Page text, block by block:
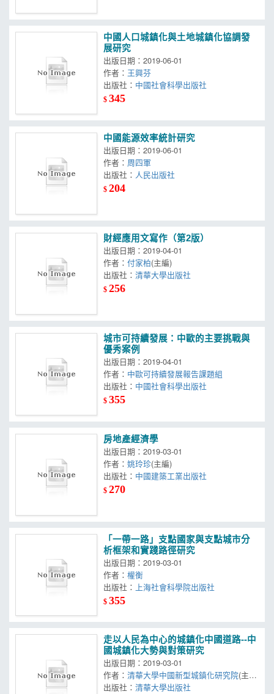
中國人口城鎮化與土地城鎮化協調發
展研究
出版日期：2019-06-01
作者： 王興芬
出版社： 中國社會科學出版社
$345
中國能源效率統計研究
出版日期：2019-06-01
作者： 周四軍
出版社： 人民出版社
$204
財經應用文寫作（第2版）
出版日期：2019-04-01
作者：付家柏(主編)
出版社：清華大學出版社
$256
城市可持續發展：中歐的主要挑戰與
優秀案例
出版日期：2019-04-01
作者： 中歐可持續發展報告課題組
出版社： 中國社會科學出版社
$355
房地產經濟學
出版日期：2019-03-01
作者：姚玲珍(主編)
出版社： 中國建築工業出版社
$270
「一帶一路」支點國家與支點城市分
析框架和實踐路徑研究
出版日期：2019-03-01
作者：權衡
出版社： 上海社會科學院出版社
$355
走以人民為中心的城鎮化中國道路--中
國城鎮化大勢與對策研究
出版日期：2019-03-01
作者：清華大學中國新型城鎮化研究院(主
編)
出版社：清華大學出版社